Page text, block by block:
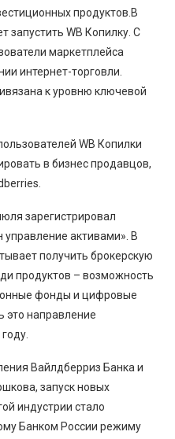
продуктов.В
запустить WB Копилку. С
маркетплейса
интернет-торговли.
к уровню ключевой
WB Копилки
в бизнес продавцов,
зарегистрировал
активами». В
получить брокерскую
продуктов – возможность
фонды и цифровые
это направление
Вайлдберриз Банка и
запуск новых
индустрии стало
Банком России режиму